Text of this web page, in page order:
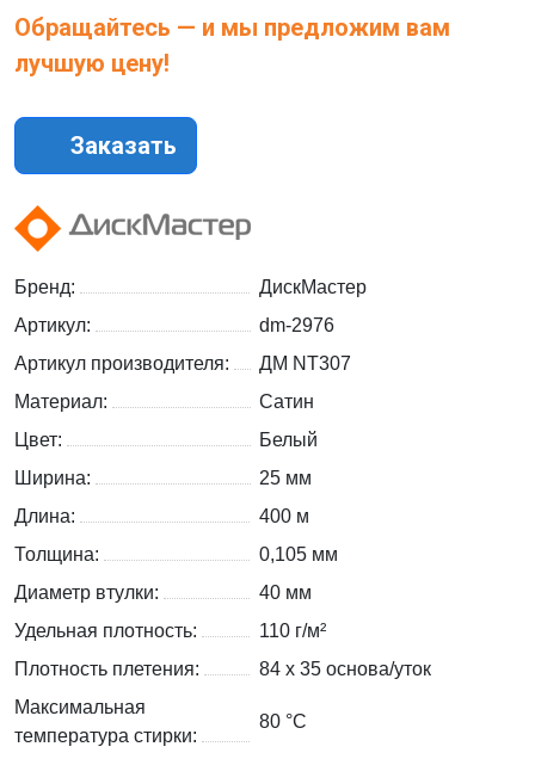
Обращайтесь — и мы предложим вам
лучшую цену!
Заказать
Бренд:
ДискМастер
Артикул:
dm-2976
Артикул производителя:
ДМ NT307
Материал:
Сатин
Цвет:
Белый
Ширина:
25 мм
Длина:
400 м
Толщина:
0,105 мм
Диаметр втулки:
40 мм
Удельная плотность:
110 г/м²
Плотность плетения:
84 х 35 основа/уток
Максимальная
температура стирки:
80 °C